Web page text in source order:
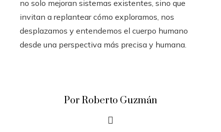
no solo mejoran sistemas existentes, sino que
invitan a replantear cómo exploramos, nos
desplazamos y entendemos el cuerpo humano
desde una perspectiva más precisa y humana.
Por Roberto Guzmán